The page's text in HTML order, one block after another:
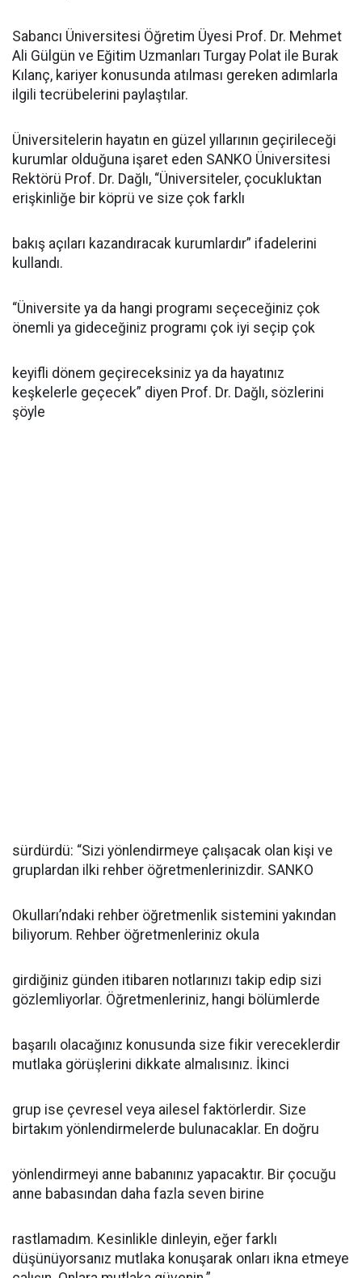
Sabancı Üniversitesi Öğretim Üyesi Prof. Dr. Mehmet
Ali Gülgün ve Eğitim Uzmanları Turgay Polat ile Burak
Kılanç, kariyer konusunda atılması gereken adımlarla
ilgili tecrübelerini paylaştılar.
Üniversitelerin hayatın en güzel yıllarının geçirileceği
kurumlar olduğuna işaret eden SANKO Üniversitesi
Rektörü Prof. Dr. Dağlı, “Üniversiteler, çocukluktan
erişkinliğe bir köprü ve size çok farklı
bakış açıları kazandıracak kurumlardır” ifadelerini
kullandı.
“Üniversite ya da hangi programı seçeceğiniz çok
önemli ya gideceğiniz programı çok iyi seçip çok
keyifli dönem geçireceksiniz ya da hayatınız
keşkelerle geçecek” diyen Prof. Dr. Dağlı, sözlerini
şöyle
sürdürdü: “Sizi yönlendirmeye çalışacak olan kişi ve
gruplardan ilki rehber öğretmenlerinizdir. SANKO
Okulları’ndaki rehber öğretmenlik sistemini yakından
biliyorum. Rehber öğretmenleriniz okula
girdiğiniz günden itibaren notlarınızı takip edip sizi
gözlemliyorlar. Öğretmenleriniz, hangi bölümlerde
başarılı olacağınız konusunda size fikir vereceklerdir
mutlaka görüşlerini dikkate almalısınız. İkinci
grup ise çevresel veya ailesel faktörlerdir. Size
birtakım yönlendirmelerde bulunacaklar. En doğru
yönlendirmeyi anne babanınız yapacaktır. Bir çocuğu
anne babasından daha fazla seven birine
rastlamadım. Kesinlikle dinleyin, eğer farklı
düşünüyorsanız mutlaka konuşarak onları ikna etmeye